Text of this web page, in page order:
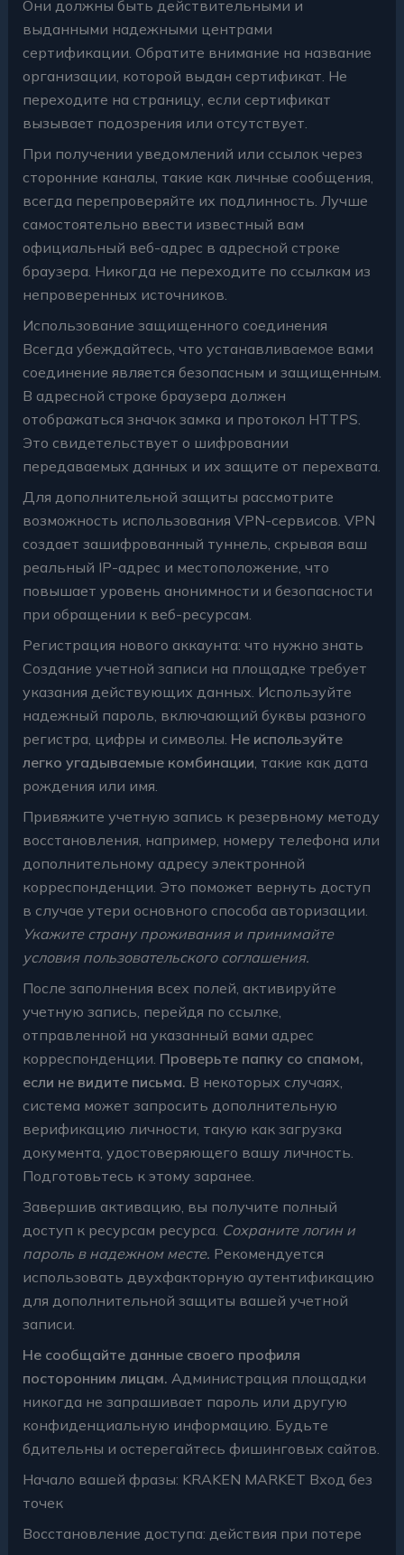
Они должны быть действительными и
выданными надежными центрами
сертификации. Обратите внимание на название
организации, которой выдан сертификат. Не
переходите на страницу, если сертификат
вызывает подозрения или отсутствует.
При получении уведомлений или ссылок через
сторонние каналы, такие как личные сообщения,
всегда перепроверяйте их подлинность. Лучше
самостоятельно ввести известный вам
официальный веб-адрес в адресной строке
браузера. Никогда не переходите по ссылкам из
непроверенных источников.
Использование защищенного соединения
Всегда убеждайтесь, что устанавливаемое вами
соединение является безопасным и защищенным.
В адресной строке браузера должен
отображаться значок замка и протокол HTTPS.
Это свидетельствует о шифровании
передаваемых данных и их защите от перехвата.
Для дополнительной защиты рассмотрите
возможность использования VPN-сервисов. VPN
создает зашифрованный туннель, скрывая ваш
реальный IP-адрес и местоположение, что
повышает уровень анонимности и безопасности
при обращении к веб-ресурсам.
Регистрация нового аккаунта: что нужно знать
Создание учетной записи на площадке требует
указания действующих данных. Используйте
надежный пароль, включающий буквы разного
регистра, цифры и символы. Не используйте
легко угадываемые комбинации , такие как дата
рождения или имя.
Привяжите учетную запись к резервному методу
восстановления, например, номеру телефона или
дополнительному адресу электронной
корреспонденции. Это поможет вернуть доступ
в случае утери основного способа авторизации.
Укажите страну проживания и принимайте
условия пользовательского соглашения.
После заполнения всех полей, активируйте
учетную запись, перейдя по ссылке,
отправленной на указанный вами адрес
корреспонденции. Проверьте папку со спамом,
если не видите письма. В некоторых случаях,
система может запросить дополнительную
верификацию личности, такую как загрузка
документа, удостоверяющего вашу личность.
Подготовьтесь к этому заранее.
Завершив активацию, вы получите полный
доступ к ресурсам ресурса. Сохраните логин и
пароль в надежном месте. Рекомендуется
использовать двухфакторную аутентификацию
для дополнительной защиты вашей учетной
записи.
Не сообщайте данные своего профиля
посторонним лицам. Администрация площадки
никогда не запрашивает пароль или другую
конфиденциальную информацию. Будьте
бдительны и остерегайтесь фишинговых сайтов.
Начало вашей фразы: KRAKEN MARKET Вход без
точек
Восстановление доступа: действия при потере